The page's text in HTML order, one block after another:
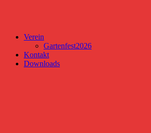
Verein
Gartenfest2026
Kontakt
Downloads